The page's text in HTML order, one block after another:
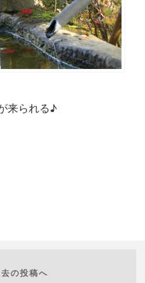
来られる♪
の投稿へ